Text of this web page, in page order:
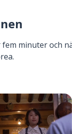
minuter och